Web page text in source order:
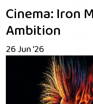
Cinema: Iron
Ambition
26 Jun '26